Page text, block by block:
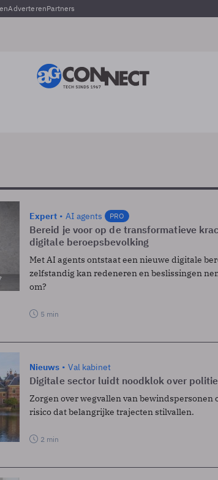
AdverterenPartners
Expert AI agents PRO
Bereid je voor op de transformatieve
digitale beroepsbevolking
Met AI agents ontstaat een nieuwe digitale
zelfstandig kan redeneren en beslissingen
om?
5 min
Nieuws Val kabinet
Digitale sector luidt noodklok over
Zorgen over wegvallen van bewindspersonen
risico dat belangrijke trajecten stilvallen.
2 min